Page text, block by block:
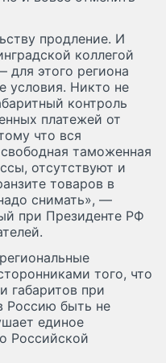
продление. И
коллегой
этого региона
условия. Никто не
контроль
платежей от
что вся
таможенная
отсутствуют и
товаров в
снимать», —
при Президенте РФ
того, что
габаритов при
Россию быть не
единое
Российской